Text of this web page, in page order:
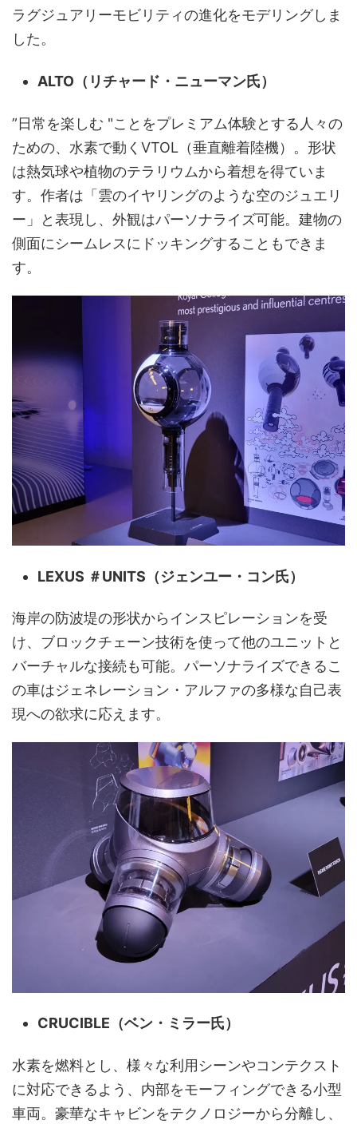
ラグジュアリーモビリティの進化をモデリングしま
した。
ALTO（リチャード・ニューマン氏）
”日常を楽しむ "ことをプレミアム体験とする人々の
ための、水素で動くVTOL（垂直離着陸機）。形状
は熱気球や植物のテラリウムから着想を得ていま
す。作者は「雲のイヤリングのような空のジュエリ
ー」と表現し、外観はパーソナライズ可能。建物の
側面にシームレスにドッキングすることもできま
す。
LEXUS ＃UNITS（ジェンユー・コン氏）
海岸の防波堤の形状からインスピレーションを受
け、ブロックチェーン技術を使って他のユニットと
バーチャルな接続も可能。パーソナライズできるこ
の車はジェネレーション・アルファの多様な自己表
現への欲求に応えます。
CRUCIBLE（ベン・ミラー氏）
水素を燃料とし、様々な利用シーンやコンテクスト
に対応できるよう、内部をモーフィングできる小型
車両。豪華なキャビンをテクノロジーから分離し、